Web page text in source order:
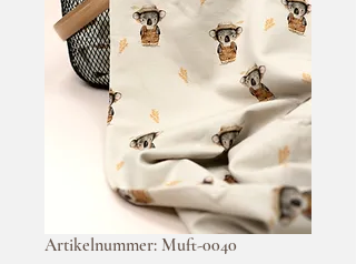
Artikelnummer: Muft-0040